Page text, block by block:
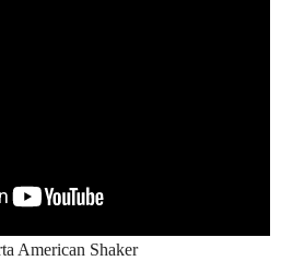
American Shaker